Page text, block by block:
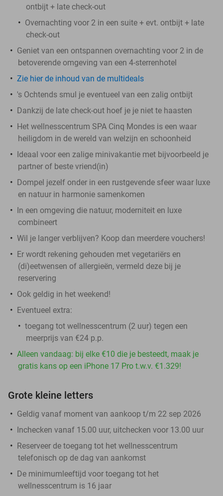
ontbijt + late check-out
Overnachting voor 2 in een suite + evt. ontbijt + late
check-out
Geniet van een ontspannen overnachting voor 2 in de
betoverende omgeving van een 4-sterrenhotel
Zie hier de inhoud van de multideals
's Ochtends smul je eventueel van een zalig ontbijt
Dankzij de late check-out hoef je je niet te haasten
Het wellnesscentrum SPA Cinq Mondes is een waar
heiligdom in de wereld van welzijn en schoonheid
Ideaal voor een zalige minivakantie met bijvoorbeeld je
partner of beste vriend(in)
Dompel jezelf onder in een rustgevende sfeer waar luxe
en natuur in harmonie samenkomen
In een omgeving die natuur, moderniteit en luxe
combineert
Wil je langer verblijven? Koop dan meerdere vouchers!
Er wordt rekening gehouden met vegetariërs en
(di)eetwensen of allergieën, vermeld deze bij je
reservering
Ook geldig in het weekend!
Eventueel extra:
toegang tot wellnesscentrum (2 uur) tegen een
meerprijs van €24 p.p.
Alleen vandaag: bij elke €10 die je besteedt, maak je
gratis kans op een iPhone 17 Pro t.w.v. €1.329!
Grote kleine letters
Geldig vanaf moment van aankoop t/m 22 sep 2026
Inchecken vanaf 15.00 uur, uitchecken voor 13.00 uur
Reserveer de toegang tot het wellnesscentrum
telefonisch op de dag van aankomst
De minimumleeftijd voor toegang tot het
wellnesscentrum is 16 jaar